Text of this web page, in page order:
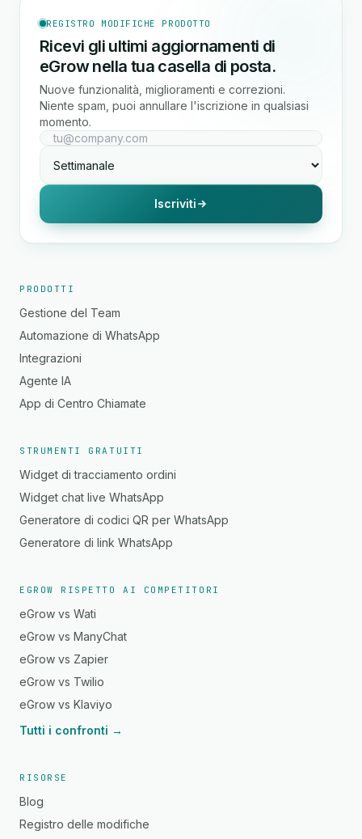
REGISTRO MODIFICHE PRODOTTO
Ricevi gli ultimi aggiornamenti di
eGrow nella tua casella di posta.
Nuove funzionalità, miglioramenti e correzioni.
Niente spam, puoi annullare l'iscrizione in qualsiasi
momento.
Iscriviti
PRODOTTI
Gestione del Team
Automazione di WhatsApp
Integrazioni
Agente IA
App di Centro Chiamate
STRUMENTI GRATUITI
Widget di tracciamento ordini
Widget chat live WhatsApp
Generatore di codici QR per WhatsApp
Generatore di link WhatsApp
EGROW RISPETTO AI COMPETITORI
eGrow vs Wati
eGrow vs ManyChat
eGrow vs Zapier
eGrow vs Twilio
eGrow vs Klaviyo
Tutti i confronti →
RISORSE
Blog
Registro delle modifiche